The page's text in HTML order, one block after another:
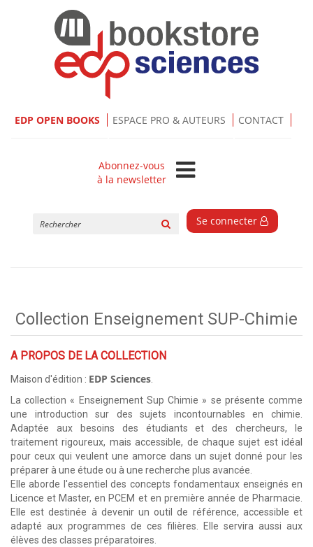
EDP OPEN BOOKS ESPACE PRO & AUTEURS CONTACT
Abonnez-vous
à la newsletter
Se connecter
Collection Enseignement SUP-Chimie
A PROPOS DE LA COLLECTION
Maison d'édition : EDP Sciences.
La collection « Enseignement Sup Chimie » se présente comme
une introduction sur des sujets incontournables en chimie.
Adaptée aux besoins des étudiants et des chercheurs, le
traitement rigoureux, mais accessible, de chaque sujet est idéal
pour ceux qui veulent une amorce dans un sujet donné pour les
préparer à une étude ou à une recherche plus avancée.
Elle aborde l'essentiel des concepts fondamentaux enseignés en
Licence et Master, en PCEM et en première année de Pharmacie.
Elle est destinée à devenir un outil de référence, accessible et
adapté aux programmes de ces filières. Elle servira aussi aux
élèves des classes préparatoires.